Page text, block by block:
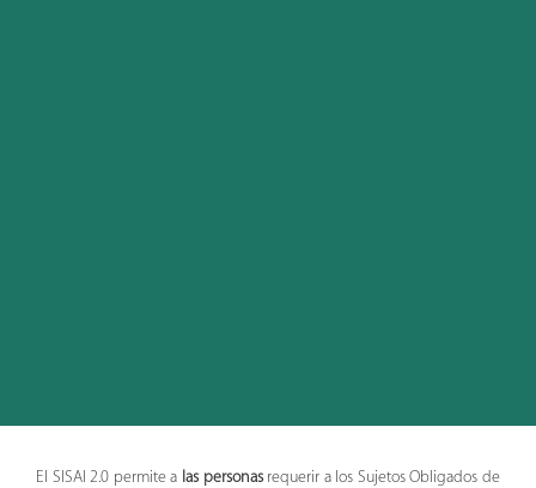
El SISAI 2.0 permite a las personas requerir alos Sujetos Obligados de